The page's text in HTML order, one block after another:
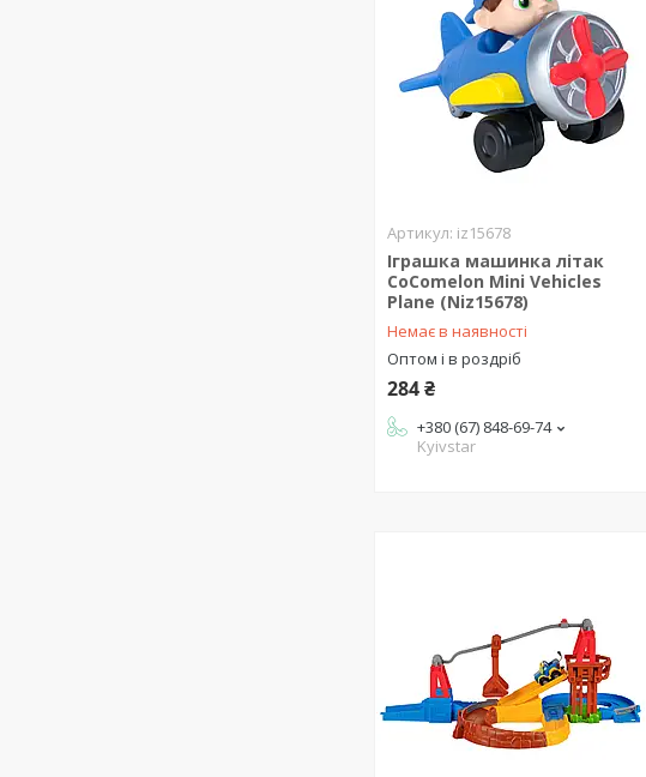
iz15678
Іграшка машинка літак
CoComelon Mini Vehicles
Plane (Niz15678)
Немає в наявності
Оптом і в роздріб
284 ₴
+380 (67) 848-69-74
Kyivstar